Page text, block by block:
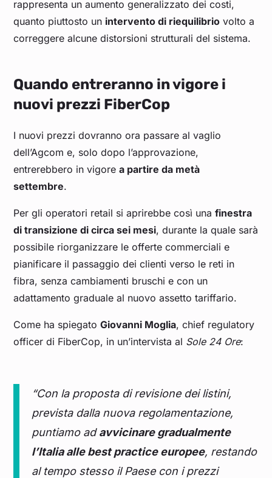
rappresenta un aumento generalizzato dei costi,
quanto piuttosto un intervento di riequilibrio volto a
correggere alcune distorsioni strutturali del sistema.
Quando entreranno in vigore i
nuovi prezzi FiberCop
I nuovi prezzi dovranno ora passare al vaglio
dell’Agcom e, solo dopo l’approvazione,
entrerebbero in vigorea partire da metà
settembre.
Per gli operatori retail si aprirebbe così unafinestra
di transizione di circa sei mesi, durante la quale sarà
possibile riorganizzare le offerte commerciali e
pianificare il passaggio dei clienti verso le reti in
fibra, senza cambiamenti bruschi e con un
adattamento graduale al nuovo assetto tariffario.
Come ha spiegatoGiovanni Moglia, chief regulatory
officer di FiberCop, in un’intervista al Sole 24 Ore:
“Con la proposta di revisione dei listini,
prevista dalla nuova regolamentazione,
puntiamo adavvicinare gradualmente
l’Italia alle best practice europee, restando
al tempo stesso il Paese con i prezzi